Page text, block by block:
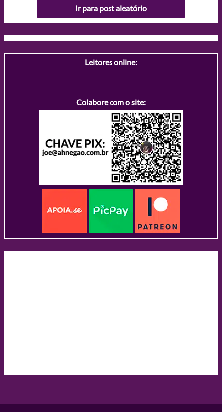
Ir para post aleatório
Leitores online:
Colabore com o site: